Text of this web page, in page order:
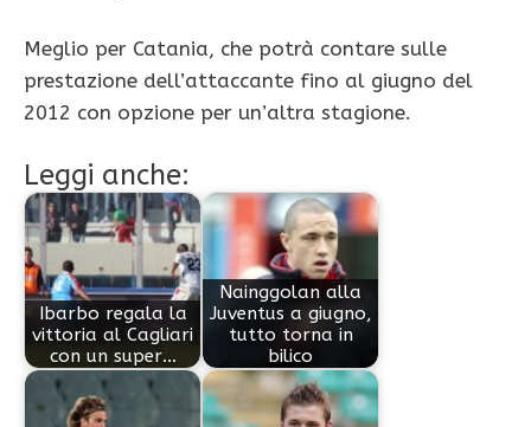
Meglio per Catania, che potrà contare sulle
prestazione dell’attaccante fino al giugno del
2012 con opzione per un’altra stagione.
Leggi anche:
Ibarbo regala la
vittoria al Cagliari
con un super…
Nainggolan alla
Juventus a giugno,
tutto torna in
bilico